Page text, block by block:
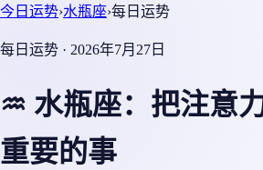
今日运势›水瓶座›每日运势
每日运势 · 2026年7月27日
♒ 水瓶座：把注意
重要的事